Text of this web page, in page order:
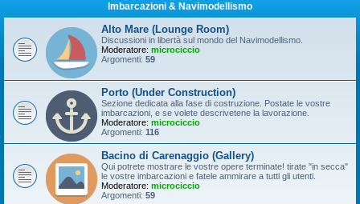
Imbarcazioni & Navimodellismo
Alto Mare (Lounge Room)
Discussioni in libertà sul mondo del Navimodellismo.
Moderatore: microciccio
Argomenti: 59
Porto (Under Construction)
Sezione dedicata alla fase di costruzione. Postate le vostre
imbarcazioni, e se volete descrivetene la lavorazione.
Moderatore: microciccio
Argomenti: 116
Bacino di Carenaggio (Gallery)
Qui potrete mostrare le vostre opere terminate! tirate "in secca"
le vostre imbarcazioni e fatele ammirare a tutti gli utenti.
Moderatore: microciccio
Argomenti: 59